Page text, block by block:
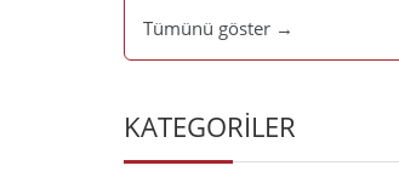
Tümünü göster →
KATEGORİLER